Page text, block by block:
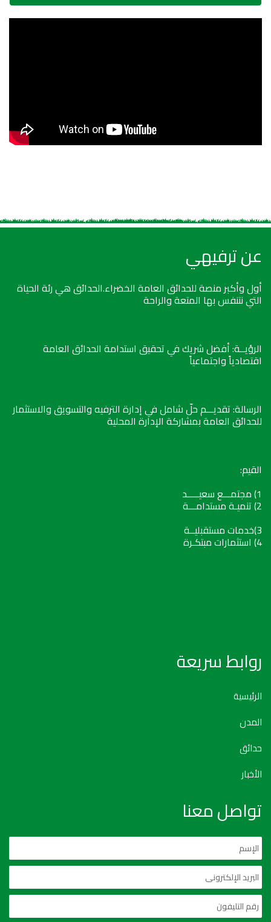
عن ترفيهي
أول وأكبر منصة للحدائق العامة الخضراء.الحدائق هي رئة الحياة
التي نتنفس بها المتعة والراحة
الرؤيــة: أفضل شريك في تحقيق استدامة الحدائق العامة
اقتصادياً واجتماعياً
الرسالة: تقديـــم حلّ شامل في إدارة الترفيه والتسويق والاستثمار
للحدائق العامة بمشاركة الإدارة المحلية
القيم:
1) مجتمـــع سعيـــــد
2) تنميـة مستدامـــة
3)خدمات مستقبليــة
4) استثمارات مبتكـرة
روابط سريعة
الرئيسية
المدن
حدائق
الأخبار
تواصل معنا